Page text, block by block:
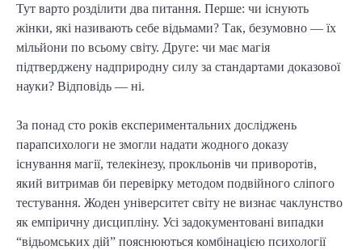
Тут варто розділити два питання. Перше: чи існують
жінки, які називають себе відьмами? Так, безумовно — їх
мільйони по всьому світу. Друге: чи має магія
підтверджену надприродну силу за стандартами доказової
науки? Відповідь — ні.
За понад сто років експериментальних досліджень
парапсихологи не змогли надати жодного доказу
існування магії, телекінезу, прокльонів чи приворотів,
який витримав би перевірку методом подвійного сліпого
тестування. Жоден університет світу не визнає чаклунство
як емпіричну дисципліну. Усі задокументовані випадки
“відьомських дій” пояснюються комбінацією психології